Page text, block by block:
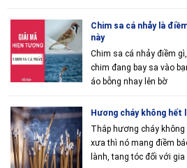
Chim sa cá nhảy là
này
Chim sa cá nhảy điềm
chim đang bay sa vào
áo bỗng nhay lên bờ
Hương cháy không hết
Thắp hương cháy
xưa thì nó mang điềm
lành, tang tóc đối với gia